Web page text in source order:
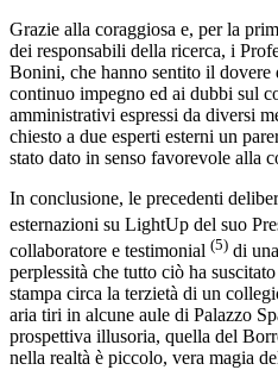
Grazie alla coraggiosa e, per la
dei responsabili della ricerca, i
Bonini, che hanno sentito il dovere
continuo impegno ed ai dubbi sul
amministrativi espressi da diversi
chiesto a due esperti esterni un
stato dato in senso favorevole alla
In conclusione, le precedenti
esternazioni su LightUp del suo
collaboratore e testimonial (5) di
perplessità che tutto ciò ha
stampa circa la terzietà di un
aria tiri in alcune aule di Palazzo
prospettiva illusoria, quella del
nella realtà è piccolo, vera magia